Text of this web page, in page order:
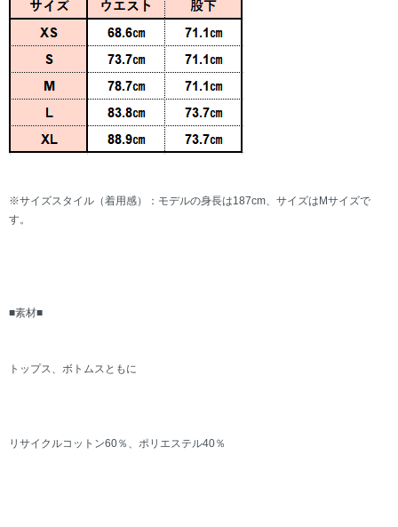
※サイズスタイル（着用感）：モデルの身長は187cm、サイズはMサイズで
す。
■素材■
トップス、ボトムスともに
リサイクルコットン60％、ポリエステル40％